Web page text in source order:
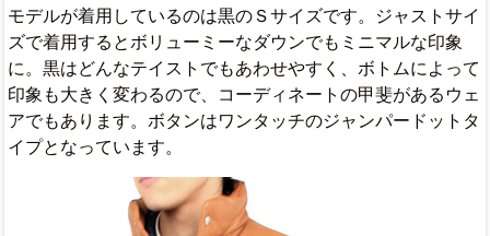
モデルが着用しているのは黒のＳサイズです。ジャストサイ
ズで着用するとボリューミーなダウンでもミニマルな印象
に。黒はどんなテイストでもあわせやすく、ボトムによって
印象も大きく変わるので、コーディネートの甲斐があるウェ
アでもあります。ボタンはワンタッチのジャンパードットタ
イプとなっています。